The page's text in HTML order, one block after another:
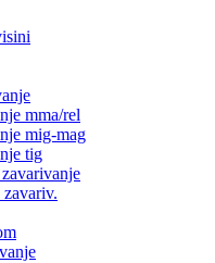
mma/rel
mig-mag
tig